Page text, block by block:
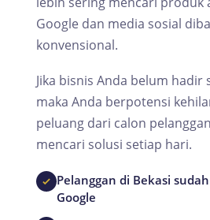
Google dan media sosial
konvensional.
Jika bisnis Anda belum hadir
maka Anda berpotensi
peluang dari calon
mencari solusi setiap hari.
Pelanggan di Bekasi
Google